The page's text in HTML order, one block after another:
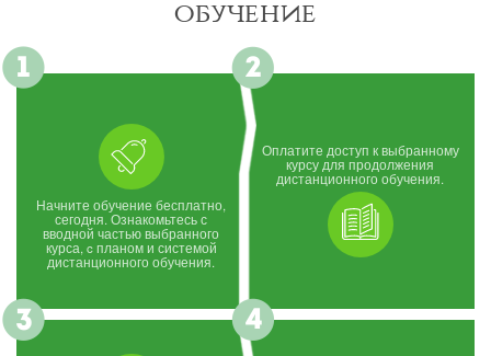
обучение
Начните обучение бесплатно,
сегодня. Ознакомьтесь с
вводной частью выбранного
курса, c планом и системой
дистанционного обучения.
Оплатите доступ к выбранному
курсу для продолжения
дистанционного обучения.